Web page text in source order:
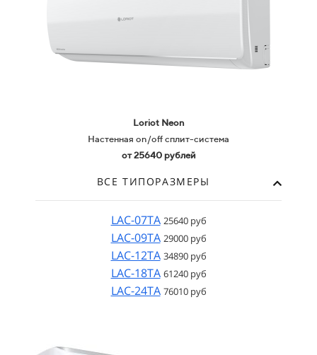
Loriot Neon
Настенная on/off сплит-система
от 25640 рублей
ВСЕ ТИПОРАЗМЕРЫ
LAC-07TA 25640 руб
LAC-09TA 29000 руб
LAC-12TA 34890 руб
LAC-18TA 61240 руб
LAC-24TA 76010 руб